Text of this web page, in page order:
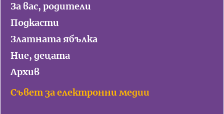
За вас, родители
Подкасти
Златната ябълка
Ние, децата
Архив
Съвет за електронни медии